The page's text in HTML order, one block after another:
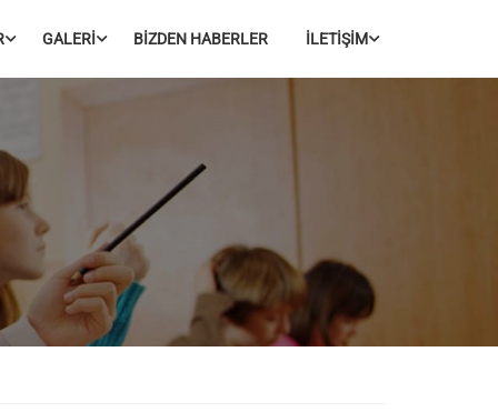
GALERİ BİZDEN HABERLER İLETİŞİM